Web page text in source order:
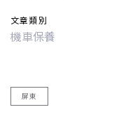
文章類別
機車保養
屏東